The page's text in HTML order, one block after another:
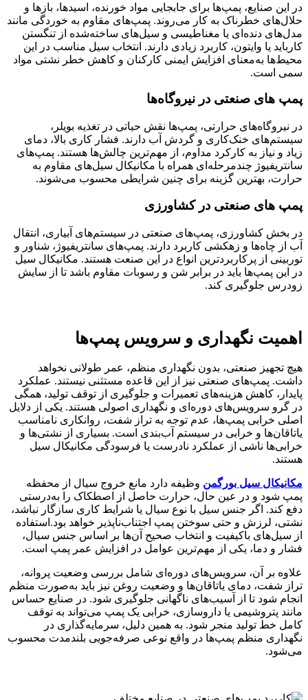
در این صنایع، پمپ‌ها برای جابجایی مواد خورنده، اسیدها، بازها و
حلال‌های خطرناک به کار می‌روند. پمپ‌های مقاوم به خوردگی مانند
مدل‌های دنده‌ای یا مغناطیسی و سیل‌های ساخته‌شده از تنگستن
کارباید یا وایتون، کاربرد زیادی دارند. انتخاب سیل مناسب در این
محیط‌ها به‌معنای افزایش ایمنی کارکنان و کاهش خطر نشتی مواد
سمی است.
پمپ‌ های صنعتی در نیروگاه‌ها
در نیروگاه‌های حرارتی، پمپ‌ها نقش حیاتی در تغذیه بویلر،
سیستم‌های خنک‌کاری و گردش آب دارند. فشار کاری بالا، دمای
زیاد و نیاز به کارکرد مداوم، از مهم‌ترین چالش‌ها هستند. پمپ‌های
سانتریفیوژ چندمرحله‌ای همراه با مکانیکال سیل‌های مقاوم به
حرارت، بهترین گزینه برای چنین شرایطی محسوب می‌شوند.
پمپ‌ های صنعتی در کشاورزی
در بخش کشاورزی، پمپ‌های صنعتی در سیستم‌های آبیاری، انتقال
آب از چاه‌ها و زهکشی کاربرد دارند. پمپ‌های سانتریفیوژ، شناور و
توربینی از پرکاربردترین انواع در این صنعت هستند. مکانیکال سیل
در این پمپ‌ها باید در برابر شن و رسوبات مقاوم باشد تا از سایش
زودرس جلوگیری کند.
اهمیت نگهداری و سرویس پمپ‌ها
هیچ تجهیز صنعتی، بدون نگهداری منظم، عمر طولانی نخواهد
داشت. پمپ‌های صنعتی نیز از این قاعده مستثنی نیستند. عملکرد
پایدار، کاهش هزینه‌های تعمیرات و جلوگیری از توقف تولید، همگی
در گرو سرویس‌های دوره‌ای و نگهداری اصولی هستند. یکی از دلایل
اصلی خرابی پمپ‌ها، عدم توجه به تراز شفت، روانکاری نامناسب
یاتاقان‌ها و خرابی در سیستم آب‌بندی است. بسیاری از نشتی‌ها و
خرابی‌ها ناشی از عملکرد نادرست یا فرسودگی مکانیکال سیل
هستند.
مکانیکال سیل بورگمن وظیفه دارد مانع خروج سیال از محفظه
پمپ شود و در عین حال، حرارت حاصل از اصطکاک را به‌درستی
دفع کند. اگر جنس سیل با نوع سیال یا شرایط کاری سازگار نباشد،
نشتی، لرزش و حتی سوختن پمپ اجتناب‌ناپذیر خواهد بود.استفاده
از سیل‌های باکیفیت و انتخاب صحیح آن‌ها بر اساس جنس سیال،
فشار و دما، یکی از مهم‌ترین عوامل در افزایش عمر پمپ است.
علاوه بر آن، سرویس‌های دوره‌ای شامل بررسی وضعیت پروانه،
تراز شفت، دمای یاتاقان‌ها و وضعیت روغن نیز باید به‌صورت منظم
انجام شود تا از آسیب‌های ناگهانی جلوگیری شود. در صنایع حساس
مانند پتروشیمی یا داروسازی، خرابی یک پمپ می‌تواند به توقف
کامل خط تولید منجر شود. به همین دلیل، سرمایه‌گذاری در
نگهداری منظم پمپ‌ها در واقع نوعی صرفه‌جویی بلندمدت محسوب
می‌شود.